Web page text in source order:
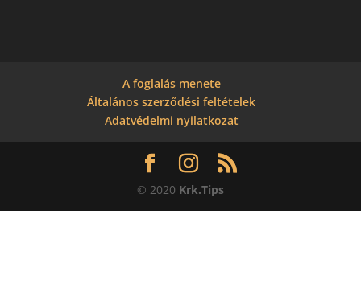
A foglalás menete
Általános szerződési feltételek
Adatvédelmi nyilatkozat
© 2020 Krk.Tips